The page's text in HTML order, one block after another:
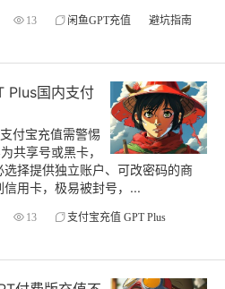
13 闲鱼GPT充值
避坑指南
Plus国内支付
付宝充值需警惕
共享号或黑卡，
择提供独立账户、可改密码的商
用卡，极易被封号，...
13
支付宝充值 GPT Plus